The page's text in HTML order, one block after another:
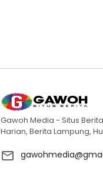
Gawoh Media - Situs
Harian, Berita Lampung,